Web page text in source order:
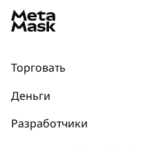
Торговать
Прогнозы
Деньги
Разработчики